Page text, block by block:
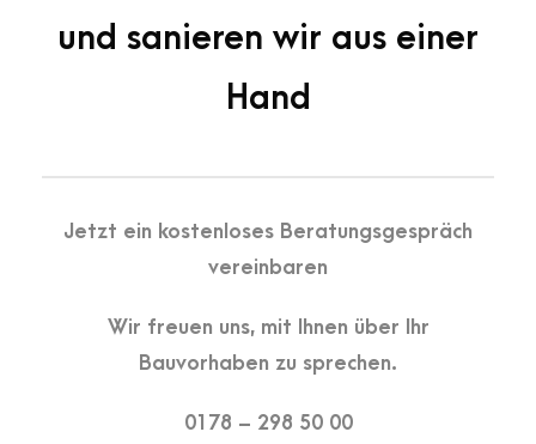
und sanieren wir aus einer
Hand
Jetzt ein kostenloses Beratungsgespräch
vereinbaren
Wir freuen uns, mit Ihnen über Ihr
Bauvorhaben zu sprechen.
0178 – 298 50 00